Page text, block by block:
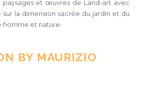
et œuvres de Land-art avec
la dimension sacrée du jardin et du
et nature.
BY MAURIZIO